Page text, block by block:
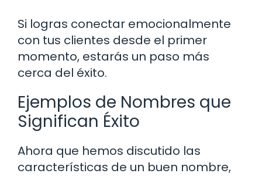
Si logras conectar emocionalmente
con tus clientes desde el primer
momento, estarás un paso más
cerca del éxito.
Ejemplos de Nombres que
Significan Éxito
Ahora que hemos discutido las
características de un buen nombre,